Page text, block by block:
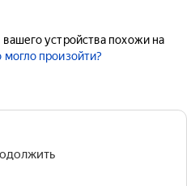
устройства похожи на
могло произойти?